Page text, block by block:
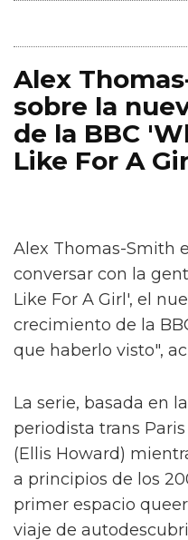
Alex
sobre la
de la BBC
Like For A